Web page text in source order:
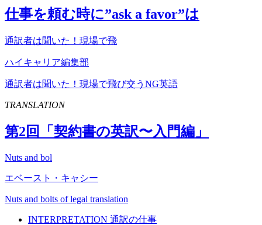
仕事を頼む時に”ask a favor”は
通訳者は聞いた！現場で飛
ハイキャリア編集部
通訳者は聞いた！現場で飛び交うNG英語
TRANSLATION
第2回「契約書の英訳〜入門編」
Nuts and bol
エベースト・キャシー
Nuts and bolts of legal translation
INTERPRETATION 通訳の仕事